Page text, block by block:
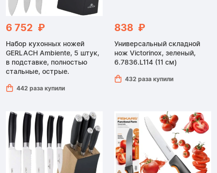
6 752 ₽
Набор кухонных ножей
GERLACH Ambiente, 5 штук,
в подставке, полностью
стальные, острые.
442 раза купили
838 ₽
Универсальный складной
нож Victorinox, зеленый,
6.7836.L114 (11 см)
432 раза купили